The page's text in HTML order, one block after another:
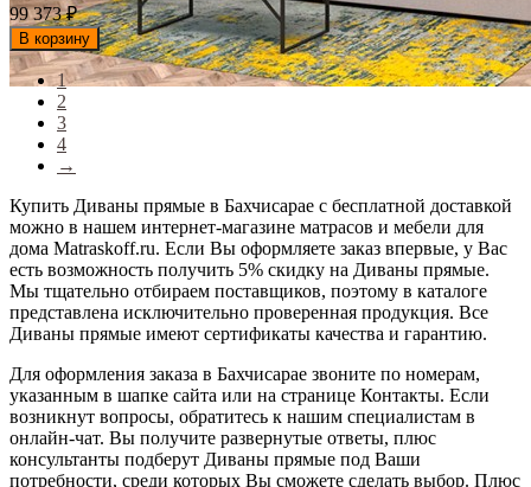
99 373₽
В корзину
1
2
3
4
→
Купить Диваны прямые в Бахчисарае с бесплатной доставкой
можно в нашем интернет-магазине матрасов и мебели для
дома Matraskoff.ru. Если Вы оформляете заказ впервые, у Вас
есть возможность получить 5% скидку на Диваны прямые.
Мы тщательно отбираем поставщиков, поэтому в каталоге
представлена исключительно проверенная продукция. Все
Диваны прямые имеют сертификаты качества и гарантию.
Для оформления заказа в Бахчисарае звоните по номерам,
указанным в шапке сайта или на странице Контакты. Если
возникнут вопросы, обратитесь к нашим специалистам в
онлайн-чат. Вы получите развернутые ответы, плюс
консультанты подберут Диваны прямые под Ваши
потребности, среди которых Вы сможете сделать выбор. Плюс